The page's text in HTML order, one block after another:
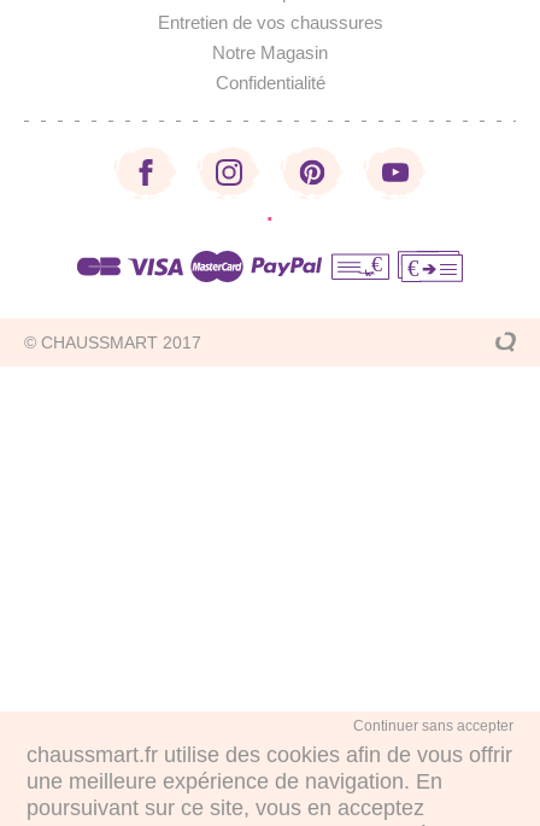
chaussmart.fr utilise des cookies afin de vous offrir
une meilleure expérience de navigation. En
poursuivant sur ce site, vous en acceptez
Continuer sans accepter
Entretien de vos chaussures
Notre Magasin
Confidentialité
·
€ €
© CHAUSSMART 2017